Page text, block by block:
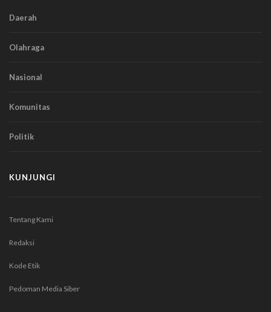
Daerah
Olahraga
Nasional
Komunitas
Politik
KUNJUNGI
Tentang Kami
Redaksi
Kode Etik
Pedoman Media Siber